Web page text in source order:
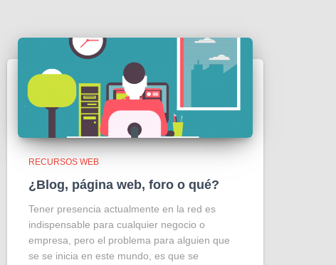
RECURSOS WEB
¿Blog, página web, foro o qué?
Tener presencia actualmente en la red es
indispensable para cualquier negocio o
empresa, pero el problema para alguien que
se se inicia en este mundo, es que se